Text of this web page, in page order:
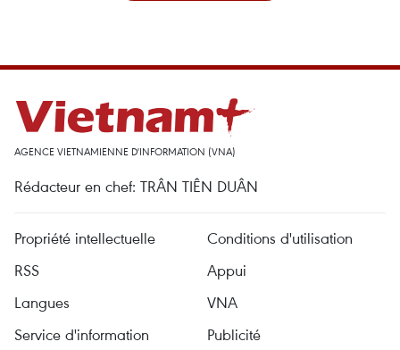
AGENCE VIETNAMIENNE D'INFORMATION (VNA)
Rédacteur en chef: TRÂN TIÊN DUÂN
Propriété intellectuelle
Conditions d'utilisation
RSS
Appui
Langues
VNA
Service d'information
Publicité